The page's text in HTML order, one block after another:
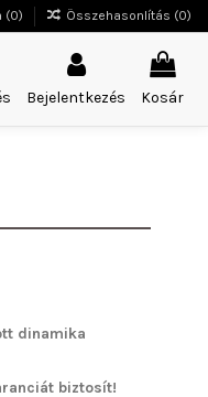
(0) Összehasonlítás (0)
Bejelentkezés Kosár
dinamika
biztosít!